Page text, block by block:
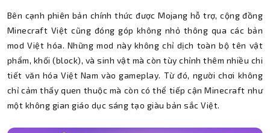
Bên cạnh phiên bản chính thức được Mojang hỗ trợ, cộng đồng
Minecraft Việt cũng đóng góp không nhỏ thông qua các bản
mod Việt hóa. Những mod này không chỉ dịch toàn bộ tên vật
phẩm, khối (block), và sinh vật mà còn tùy chỉnh thêm nhiều chi
tiết văn hóa Việt Nam vào gameplay. Từ đó, người chơi không
chỉ cảm thấy quen thuộc mà còn có thể tiếp cận Minecraft như
một không gian giáo dục sáng tạo giàu bản sắc Việt.